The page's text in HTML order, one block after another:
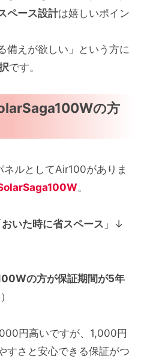
ペース設計は嬉しいポイン
備えが欲しい」という方に
です。
の方
ルとしてAir100がありま
。
おいた時に省スペース 」↓
の方が保証期間が5年
円高いですが、1,000円
すさと安心できる保証がつ